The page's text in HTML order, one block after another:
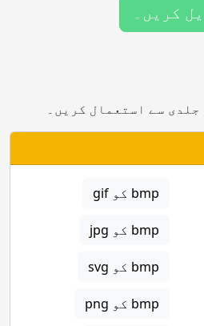
کریں۔
سے استعمال کریں۔
bmp کو gif
bmp کو jpg
bmp کو svg
bmp کو png